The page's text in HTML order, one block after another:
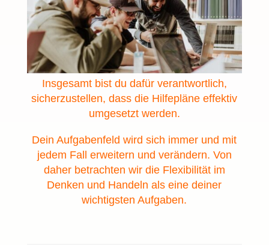
Insgesamt bist du dafür verantwortlich,
sicherzustellen, dass die Hilfepläne effektiv
umgesetzt werden.
Dein Aufgabenfeld wird sich immer und mit
jedem Fall erweitern und verändern. Von
daher betrachten wir die Flexibilität im
Denken und Handeln als eine deiner
wichtigsten Aufgaben.